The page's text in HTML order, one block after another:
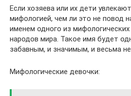
Если хозяева или их дети
мифологией, чем ли это не повод
именем одного из
народов мира. Такое имя будет
забавным, и значимым, и весьма
Мифологические девочки: